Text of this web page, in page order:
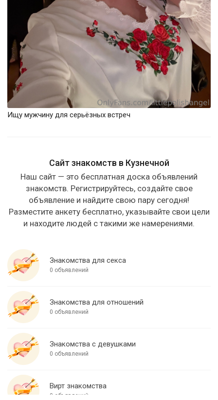
Ищу мужчину для серьёзных встреч
Сайт знакомств в Кузнечной
Наш сайт — это бесплатная доска объявлений
знакомств. Регистрируйтесь, создайте свое
объявление и найдите свою пару сегодня!
Разместите анкету бесплатно, указывайте свои цели
и находите людей с такими же намерениями.
Знакомства для секса
0 объявлений
Знакомства для отношений
0 объявлений
Знакомства с девушками
0 объявлений
Вирт знакомства
0 объявлений